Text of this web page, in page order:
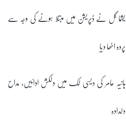
یشما گل نے ڈپریشن میں مبتلا ہونے کی وجہ سے
پردہ اٹھا دیا
ہانیہ عامر کی دیسی لک میں دلکش ادائیں، مداح
دلدادہ